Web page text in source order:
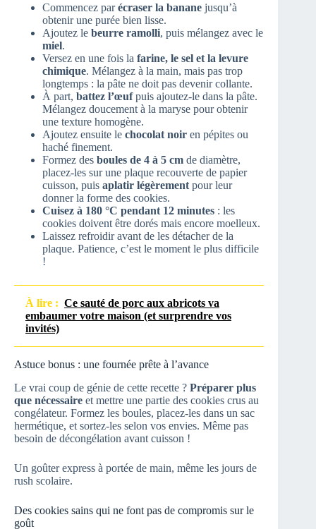
Commencez parécraser la banane jusqu’à
obtenir une purée bien lisse.
Ajoutez le beurre ramolli, puis mélangez avec le
miel.
Versez en une fois la farine, le sel et la levure
chimique. Mélangez à la main, mais pas trop
longtemps : la pâte ne doit pas devenir collante.
À part, battez l’œufpuis ajoutez-le dans la pâte.
Mélangez doucement à la maryse pour obtenir
une texture homogène.
Ajoutez ensuite le chocolat noir en pépites ou
haché finement.
Formez des boules de 4 à 5 cm de diamètre,
placez-les sur une plaque recouverte de papier
cuisson, puis aplatir légèrement pour leur
donner la forme des cookies.
Cuisez à 180 °C pendant 12 minutes : les
cookies doivent être dorés mais encore moelleux.
Laissez refroidir avant de les détacher de la
plaque. Patience, c’est le moment le plus difficile
!
À lire : Ce sauté de porc aux abricots va
embaumer votre maison (et surprendre vos
invités)
Astuce bonus : une fournée prête à l’avance
Le vrai coup de génie de cette recette ? Préparer plus
que nécessaire et mettre une partie des cookies crus au
congélateur. Formez les boules, placez-les dans un sac
hermétique, et sortez-les selon vos envies. Même pas
besoin de décongélation avant cuisson !
Un goûter express à portée de main, même les jours de
rush scolaire.
Des cookies sains qui ne font pas de compromis sur le
goût